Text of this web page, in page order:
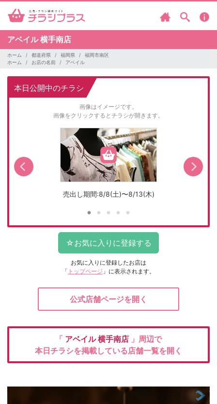
アベイル横手南店
ホーム 都道府県 福岡県
福岡市南区
ホーム
お店の名前 アベイル
本日公開中のチラシ
画像はイメージです。
画像をクリックするとチラシが開きます。
売出し期間:8/8(土)〜8/13(木)
お気に入りに登録したお店は
「 トップページ 」に表示されます。
公式店舗ページを開く
「 アベイル横手南店 」周辺で
本日チラシを掲載している店舗一覧を開く